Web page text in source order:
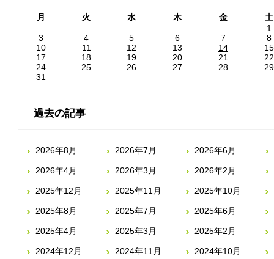
月 火 水 木 金
土
1
3
4 5 6 7
8
10
11 12 13 14
15
17
18 19 20 21
22
24
25 26 27 28
29
31
過去の記事
2026年8月 2026年7月 2026年6月
2026年4月 2026年3月 2026年2月
2025年12月 2025年11月 2025年10月
2025年8月 2025年7月 2025年6月
2025年4月 2025年3月 2025年2月
2024年12月 2024年11月 2024年10月